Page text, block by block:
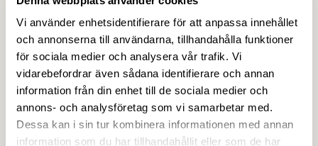
Vi använder enhetsidentifierare för att anpassa innehållet
och annonserna till användarna, tillhandahålla funktioner
för sociala medier och analysera vår trafik. Vi
vidarebefordrar även sådana identifierare och annan
information från din enhet till de sociala medier och
annons- och analysföretag som vi samarbetar med.
Dessa kan i sin tur kombinera informationen med annan
information som du har tillhandahållit eller som de har
Nya kollektivavtal för
livsmedelsbranschen
5 NOVEMBER 2020